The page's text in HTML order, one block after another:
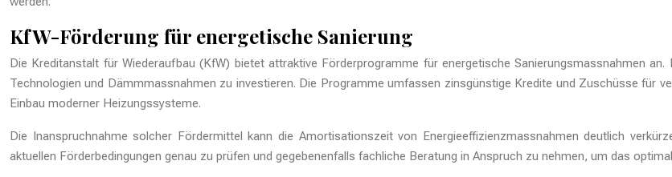
KfW-Förderung für energetische Sanierung
Die Kreditanstalt für Wiederaufbau (KfW) bietet attraktive Förderprogramme für energetische Sanierungsmassnahmen
Technologien und Dämmmassnahmen zu investieren. Die Programme umfassen zinsgünstige Kredite und Zuschüsse für
Einbau moderner Heizungssysteme.
Die Inanspruchnahme solcher Fördermittel kann die Amortisationszeit von Energieeffizienzmassnahmen deutlich
aktuellen Förderbedingungen genau zu prüfen und gegebenenfalls fachliche Beratung in Anspruch zu nehmen, um das